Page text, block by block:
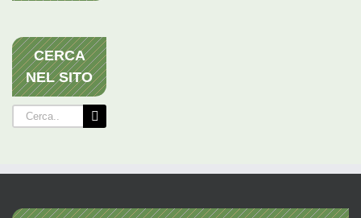
CERCA
NEL SITO
Cerca
per: